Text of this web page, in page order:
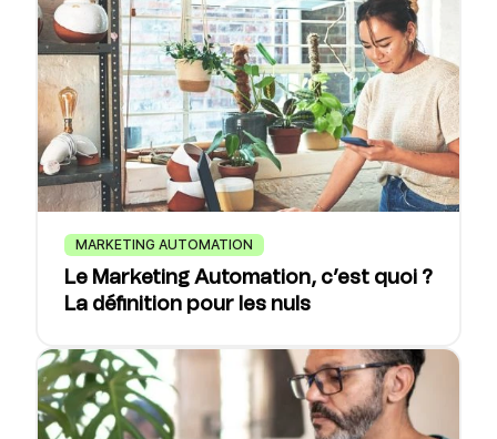
MARKETING AUTOMATION
Le Marketing Automation, c’est quoi ?
La définition pour les nuls